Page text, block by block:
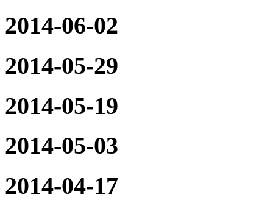
2014-06-02
2014-05-29
2014-05-19
2014-05-03
2014-04-17